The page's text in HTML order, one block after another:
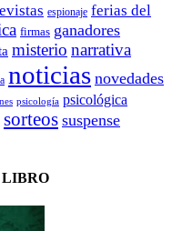
espionaje ferias del
firmas ganadores
misterio narrativa
noticias novedades
psicología psicológica
sorteos suspense
LIBRO